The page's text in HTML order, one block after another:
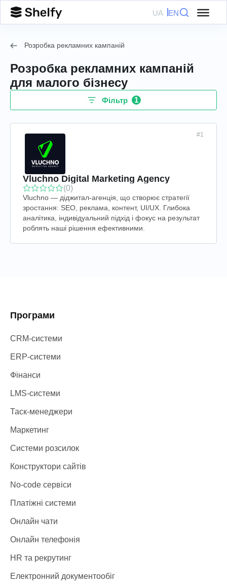
UA EN
Розробка рекламних кампаній
Розробка рекламних кампаній
для малого бізнесу
Фільтр 1
Vluchno Digital Marketing Agency
(0)
Vluchno — діджитал-агенція, що створює стратегії
зростання: SEO, реклама, контент, UI/UX. Глибока
аналітика, індивідуальний підхід і фокус на результат
роблять наші рішення ефективними.
#1
Програми
CRM-системи
ERP-системи
Фінанси
LMS-системи
Таск-менеджери
Маркетинг
Системи розсилок
Конструктори сайтів
No-code сервіси
Платіжні системи
Онлайн чати
Онлайн телефонія
HR та рекрутинг
Електронний документообіг